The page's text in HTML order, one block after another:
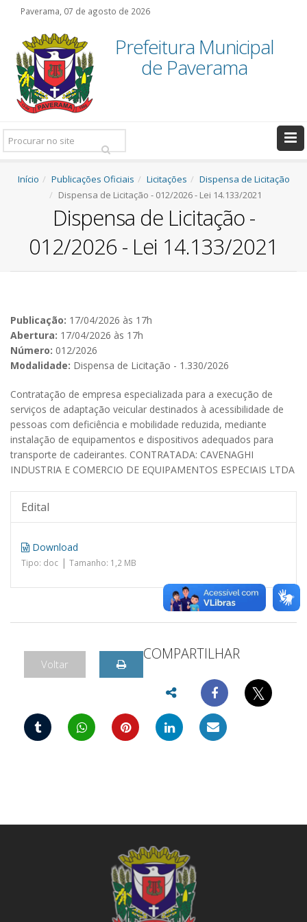
Paverama, 07 de agosto de 2026
Prefeitura Municipal
de Paverama
Pesquisar:
Início Publicações Oficiais Licitações
Dispensa de Licitação
Dispensa de Licitação - 012/2026 - Lei 14.133/2021
Dispensa de Licitação -
012/2026 - Lei 14.133/2021
Publicação: 17/04/2026 às 17h
Abertura: 17/04/2026 às 17h
Número: 012/2026
Modalidade: Dispensa de Licitação - 1.330/2026
Contratação de empresa especializada para a execução de
serviços de adaptação veicular destinados à acessibilidade de
pessoas com deficiência e mobilidade reduzida, mediante
instalação de equipamentos e dispositivos adequados para
transporte de cadeirantes. CONTRATADA: CAVENAGHI
INDUSTRIA E COMERCIO DE EQUIPAMENTOS ESPECIAIS LTDA
Edital
Download
Tipo: doc | Tamanho: 1,2 MB
Voltar
COMPARTILHAR
𝕏